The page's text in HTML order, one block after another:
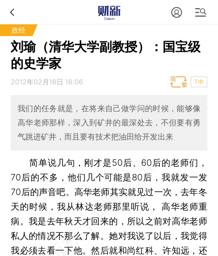
政经
刘瑜（清华大学副教授）：国宝级
的史学家
2012年02月18日 18:06 T中
我们的任务就是，在将来自己做学问的时候，能够像
高华老师那样，深入到矿井的最深处去，不但要有勇
气跳进矿井，而且要有技术把油田给开发出来
简单说几句，刚才是50后、60后的老师们，
70后的不多，他们几个可能是80后，我就发一发
70后的声音吧。高华老师其实就见过一次，去年冬
天的时候，我从林达老师那里听说， 高华老师重
病。我是去年秋天才回来的，所以之前对高华老师
私人的情况不那么了解。她对我说了以后，我觉得
我必须去看一下他。然后就和尚红科、许知远，还